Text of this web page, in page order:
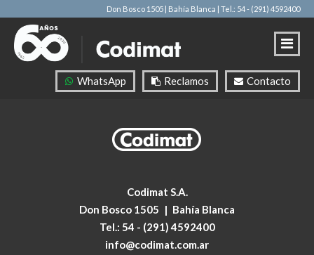
Don Bosco 1505 | Bahía Blanca | Tel.: 54 - (291) 4592400
WhatsApp Reclamos Contacto
Codimat S.A.
Don Bosco 1505 | Bahía Blanca
Tel.: 54 - (291) 4592400
info@codimat.com.ar